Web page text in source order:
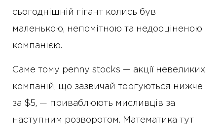
сьогоднішній гігант колись був
маленькою, непомітною та недооціненою
компанією.
Саме тому penny stocks — акції невеликих
компаній, що зазвичай торгуються нижче
за $5, — приваблюють мисливців за
наступним розворотом. Математика тут